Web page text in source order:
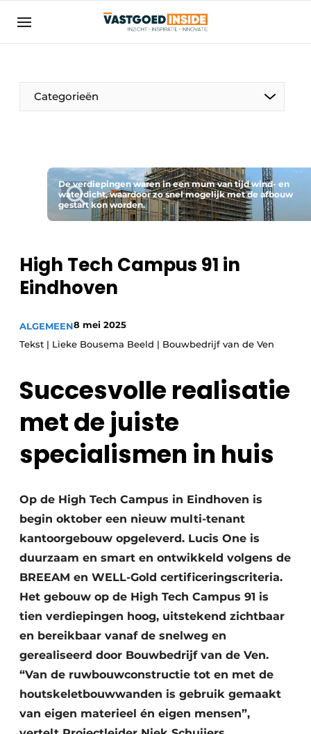
Aanmelden
Bedrijven
Bedrijven
Evenement aanmelden
Home
Nieuwsbrief
Podcasts
Vacature aanmelden
Vacatures
Video’s
Categorieën
De verdiepingen waren in een mum van tijd wind- en
waterdicht, waardoor zo snel mogelijk met de afbouw
gestart kon worden.
High Tech Campus 91 in
Eindhoven
ALGEMEEN8 mei 2025
Tekst | Lieke Bousema Beeld | Bouwbedrijf van de Ven
Succesvolle realisatie
met de juiste
specialismen in huis
Op de High Tech Campus in Eindhoven is
begin oktober een nieuw multi-tenant
kantoorgebouw opgeleverd. Lucis One is
duurzaam en smart en ontwikkeld volgens de
BREEAM en WELL-Gold certificeringscriteria.
Het gebouw op de High Tech Campus 91 is
tien verdiepingen hoog, uitstekend zichtbaar
en bereikbaar vanaf de snelweg en
gerealiseerd door Bouwbedrijf van de Ven.
“Van de ruwbouwconstructie tot en met de
houtskeletbouwwanden is gebruik gemaakt
van eigen materieel én eigen mensen”,